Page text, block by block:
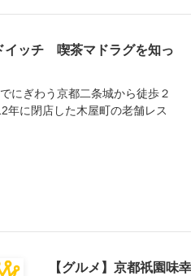
イッチ 喫茶マドラグを知っ
にぎわう京都二条城から徒歩２
年に閉店した木屋町の老舗レス
【グルメ】京都祇園味